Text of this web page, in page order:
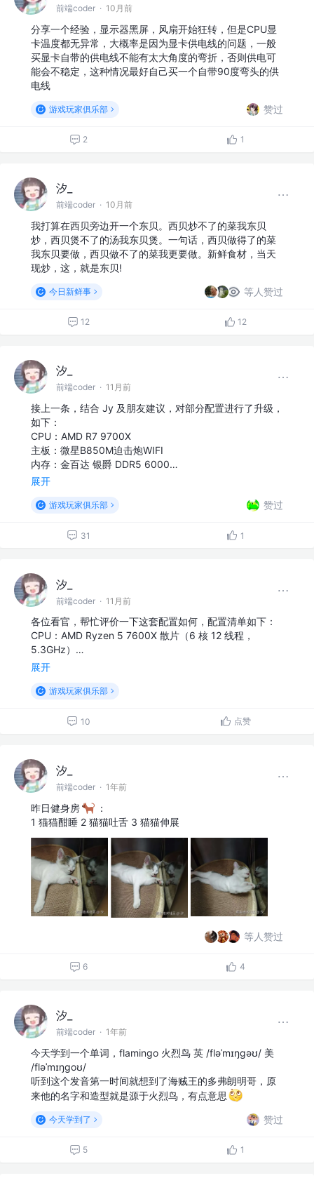
前端coder · 10月前
分享一个经验，显示器黑屏，风扇开始狂转，但是CPU显
卡温度都无异常，大概率是因为显卡供电线的问题，一般
买显卡自带的供电线不能有太大角度的弯折，否则供电可
能会不稳定，这种情况最好自己买一个自带90度弯头的供
电线
游戏玩家俱乐部 赞过
2 1
汐_
前端coder · 10月前
我打算在西贝旁边开一个东贝。西贝炒不了的菜我东贝
炒，西贝煲不了的汤我东贝煲。一句话，西贝做得了的菜
我东贝要做，西贝做不了的菜我更要做。新鲜食材，当天
现炒，这，就是东贝!
今日新鲜事 等人赞过
12 12
汐_
前端coder · 11月前
接上一条，结合 Jy 及朋友建议，对部分配置进行了升级，
如下：
CPU：AMD R7 9700X
主板：微星B850M迫击炮WIFI
内存：金百达 银爵 DDR5 6000…
展开
游戏玩家俱乐部 赞过
31 1
汐_
前端coder · 11月前
各位看官，帮忙评价一下这套配置如何，配置清单如下：
CPU：AMD Ryzen 5 7600X 散片（6 核 12 线程，
5.3GHz）…
展开
游戏玩家俱乐部
10 点赞
汐_
前端coder · 1年前
昨日健身房
：
1️ 猫猫酣睡 2️ 猫猫吐舌 3️ 猫猫伸展
等人赞过
6 4
汐_
前端coder · 1年前
今天学到一个单词，flamingo 火烈鸟 英 /fləˈmɪŋɡəʊ/ 美
/fləˈmɪŋɡoʊ/
听到这个发音第一时间就想到了海贼王的多弗朗明哥，原
来他的名字和造型就是源于火烈鸟，有点意思
今天学到了 赞过
5 1